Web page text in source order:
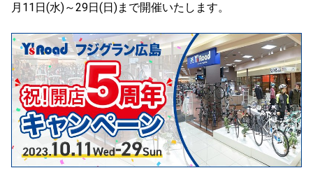
月11日(水)～29日(日)まで開催いたします。